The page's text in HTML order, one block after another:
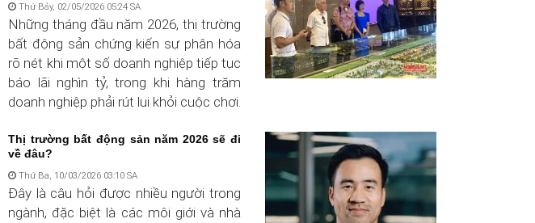
Thứ Bảy, 02/05/2026 05:24 SA
Những tháng đầu năm 2026, thị trường
bất động sản chứng kiến sự phân hóa
rõ nét khi một số doanh nghiệp tiếp tục
báo lãi nghìn tỷ, trong khi hàng trăm
doanh nghiệp phải rút lui khỏi cuộc chơi.
Thị trường bất động sản năm 2026 sẽ đi
về đâu?
Thứ Ba, 10/03/2026 03:10 SA
Đây là câu hỏi được nhiều người trong
ngành, đặc biệt là các môi giới và nhà